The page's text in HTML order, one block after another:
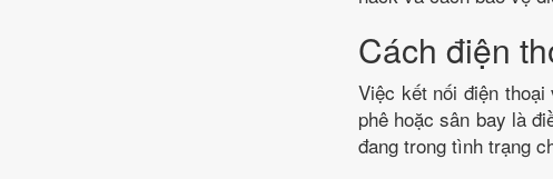
Cách điện
Việc kết nối điện
phê hoặc sân bay là
đang trong tình trạng